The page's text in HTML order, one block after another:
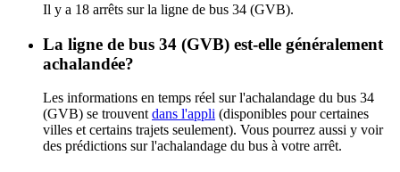
Il y a 18 arrêts sur la ligne de bus 34 (GVB).
La ligne de bus 34 (GVB) est-elle généralement
achalandée?
Les informations en temps réel sur l'achalandage du bus 34
(GVB) se trouvent dans l'appli (disponibles pour certaines
villes et certains trajets seulement). Vous pourrez aussi y voir
des prédictions sur l'achalandage du bus à votre arrêt.